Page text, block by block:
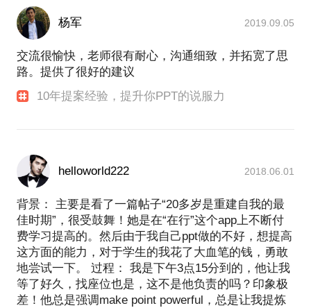
硕、长虹、腾讯这样的企业赞助。
6. CCPV：你为什么觉得自己配得上“行家”这个身份？
邓稳：如果只是说设计的PPT能得到认可，这是不够
知道如何结合实战经验，传授干货知识；第二，点评#
邓稳：有趣且不正经的人，所以如果约见，我也绝对
杨军 2019.09.05
交流很愉快，老师很有耐心，沟通细致，并拓宽了思
路。提供了很好的建议
10年提案经验，提升你PPT的说服力
helloworld222 2018.06.01
背景： 主要是看了一篇帖子“20多岁是重建自我的最
佳时期”，很受鼓舞！她是在“在行”这个app上不断付
费学习提高的。然后由于我自己ppt做的不好，想提高
这方面的能力，对于学生的我花了大血笔的钱，勇敢
地尝试一下。 过程： 我是下午3点15分到的，他让我
等了好久，找座位也是，这不是他负责的吗？印象极
差！他总是强调make point powerful，总是让我提炼